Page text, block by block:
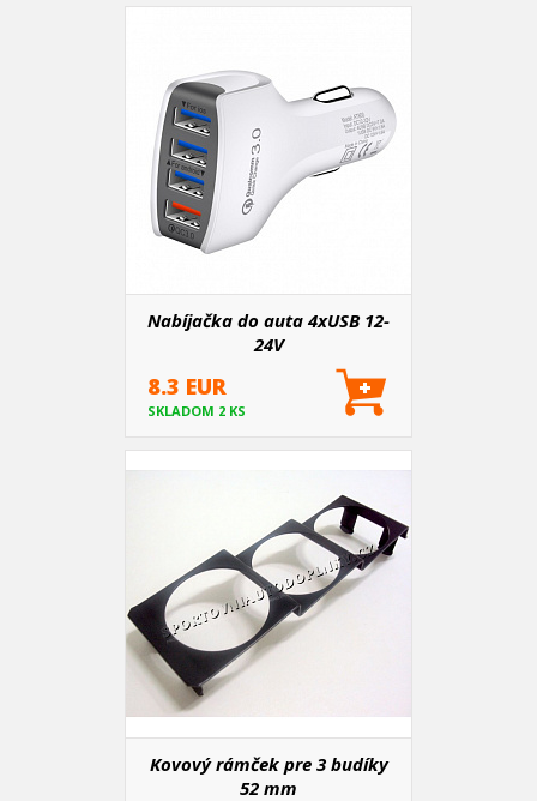
Nabíjačka do auta 4xUSB 12-
24V
8.3 EUR
SKLADOM 2 KS
Kovový rámček pre 3 budíky
52 mm